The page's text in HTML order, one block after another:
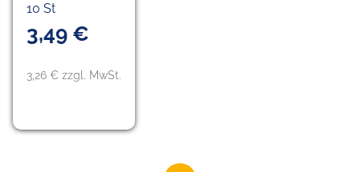
10 St
3,49 €
3,26 € zzgl. MwSt.